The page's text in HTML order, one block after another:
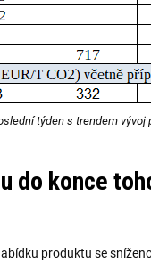
týden s trendem
do konce
produktu se